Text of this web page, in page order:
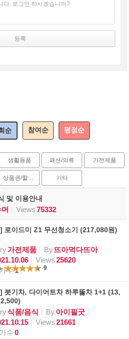
다. 로그인 하시겠습니까?
순 참여순 평점순
생활용품 패션/의류 가전제품
상품권/할인권 기타
및 이용안내
Views75332
로이드미 Z1 무선청소기 (217,080원)
가전제품 By뜨아먹다뜨아
Views25620
수1 9
붓기차, 다이어트차 하루뚫차 1+1 (13,
식품/음식 By아이필굿
Views21661
수0